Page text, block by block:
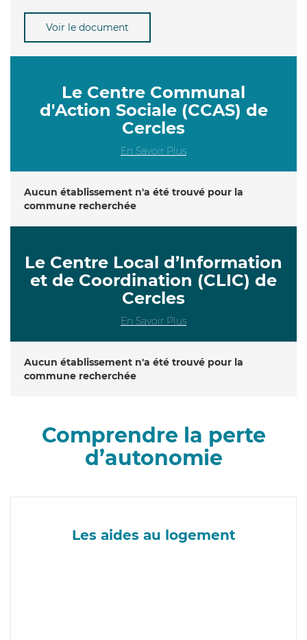
Voir le document
Le Centre Communal
d'Action Sociale (CCAS) de
Cercles
En Savoir Plus
Aucun établissement n'a été trouvé pour la
commune recherchée
Le Centre Local d’Information
et de Coordination (CLIC) de
Cercles
En Savoir Plus
Aucun établissement n'a été trouvé pour la
commune recherchée
Comprendre la perte
d’autonomie
Les aides au logement